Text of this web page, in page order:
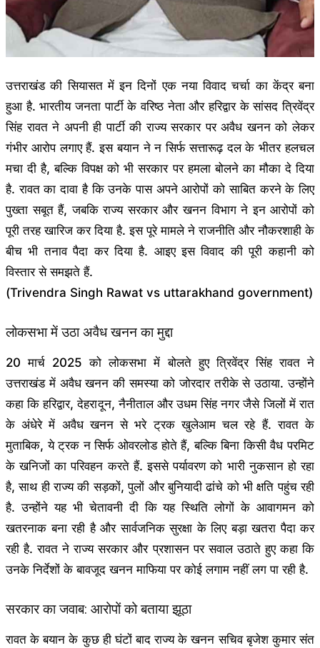
उत्तराखंड की सियासत में इन दिनों एक नया विवाद चर्चा का केंद्र बना
हुआ है. भारतीय जनता पार्टी के वरिष्ठ नेता और हरिद्वार के सांसद त्रिवेंद्र
सिंह रावत ने अपनी ही पार्टी की राज्य सरकार पर अवैध खनन को लेकर
गंभीर आरोप लगाए हैं. इस बयान ने न सिर्फ सत्तारूढ़ दल के भीतर हलचल
मचा दी है, बल्कि विपक्ष को भी सरकार पर हमला बोलने का मौका दे दिया
है. रावत का दावा है कि उनके पास अपने आरोपों को साबित करने के लिए
पुख्ता सबूत हैं, जबकि राज्य सरकार और खनन विभाग ने इन आरोपों को
पूरी तरह खारिज कर दिया है. इस पूरे मामले ने राजनीति और नौकरशाही के
बीच भी तनाव पैदा कर दिया है. आइए इस विवाद की पूरी कहानी को
विस्तार से समझते हैं.
(Trivendra Singh Rawat vs uttarakhand government)
लोकसभा में उठा अवैध खनन का मुद्दा
20 मार्च 2025 को लोकसभा में बोलते हुए त्रिवेंद्र सिंह रावत ने
उत्तराखंड में अवैध खनन की समस्या को जोरदार तरीके से उठाया. उन्होंने
कहा कि हरिद्वार, देहरादून, नैनीताल और उधम सिंह नगर जैसे जिलों में रात
के अंधेरे में अवैध खनन से भरे ट्रक खुलेआम चल रहे हैं. रावत के
मुताबिक, ये ट्रक न सिर्फ ओवरलोड होते हैं, बल्कि बिना किसी वैध परमिट
के खनिजों का परिवहन करते हैं. इससे पर्यावरण को भारी नुकसान हो रहा
है, साथ ही राज्य की सड़कों, पुलों और बुनियादी ढांचे को भी क्षति पहुंच रही
है. उन्होंने यह भी चेतावनी दी कि यह स्थिति लोगों के आवागमन को
खतरनाक बना रही है और सार्वजनिक सुरक्षा के लिए बड़ा खतरा पैदा कर
रही है. रावत ने राज्य सरकार और प्रशासन पर सवाल उठाते हुए कहा कि
उनके निर्देशों के बावजूद खनन माफिया पर कोई लगाम नहीं लग पा रही है.
सरकार का जवाब: आरोपों को बताया झूठा
रावत के बयान के कुछ ही घंटों बाद राज्य के खनन सचिव बृजेश कुमार संत